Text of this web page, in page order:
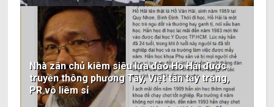
Nhà zân chủ kiêm siêu lừa đảo Hồ Hải được
truyền thông phương Tây, Việt tân tẩy trắng,
PR vô liêm sỉ